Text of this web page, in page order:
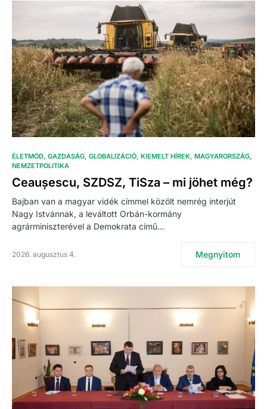
ÉLETMÓD GAZDASÁG GLOBALIZÁCIÓ KIEMELT HÍREK MAGYARORSZÁG
NEMZETPOLITIKA
Ceaușescu, SZDSZ, TiSza – mi jöhet még?
Bajban van a magyar vidék címmel közölt nemrég interjút
Nagy Istvánnak, a leváltott Orbán-kormány
agrárminiszterével a Demokrata című…
2026. augusztus 4. Megnyitom